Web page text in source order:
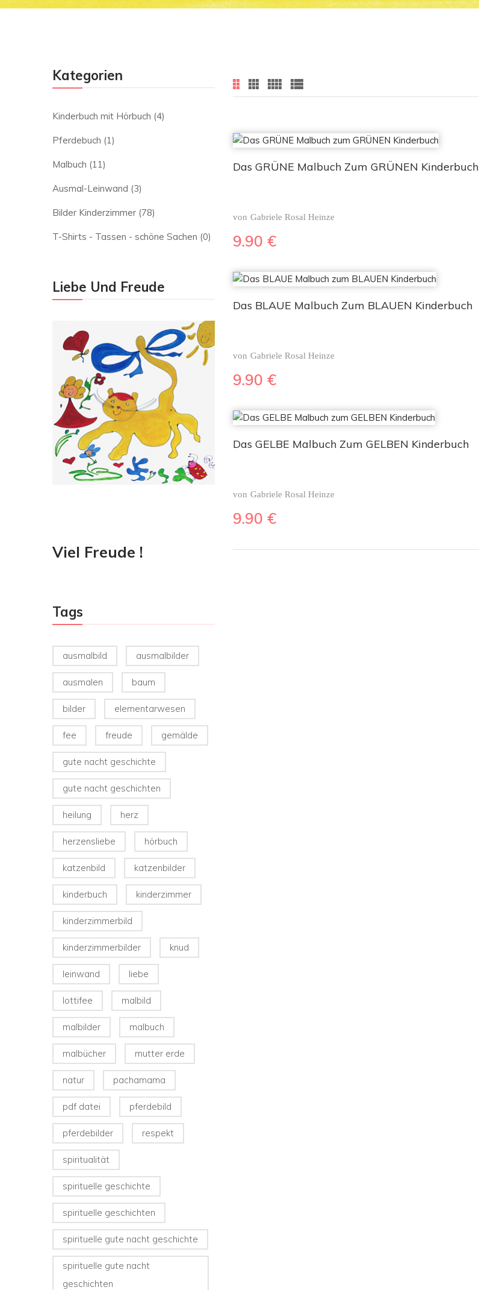
Kategorien
Kinderbuch mit Hörbuch (4)
Pferdebuch (1)
Malbuch (11)
Ausmal-Leinwand (3)
Bilder Kinderzimmer (78)
T-Shirts - Tassen - schöne Sachen (0)
Liebe Und Freude
Viel Freude !
Tags
ausmalbild ausmalbilder
ausmalen baum
bilder elementarwesen
fee freude gemälde
gute nacht geschichte
gute nacht geschichten
heilung herz
herzensliebe hörbuch
katzenbild katzenbilder
kinderbuch kinderzimmer
kinderzimmerbild
kinderzimmerbilder knud
leinwand liebe
lottifee malbild
malbilder malbuch
malbücher mutter erde
natur pachamama
pdf datei pferdebild
pferdebilder respekt
spiritualität
spirituelle geschichte
spirituelle geschichten
spirituelle gute nacht geschichte
spirituelle gute nacht
geschichten
Das GRÜNE Malbuch Zum GRÜNEN Kinderbuch
von Gabriele Rosal Heinze
9.90 €
Das BLAUE Malbuch Zum BLAUEN Kinderbuch
von Gabriele Rosal Heinze
9.90 €
Das GELBE Malbuch Zum GELBEN Kinderbuch
von Gabriele Rosal Heinze
9.90 €